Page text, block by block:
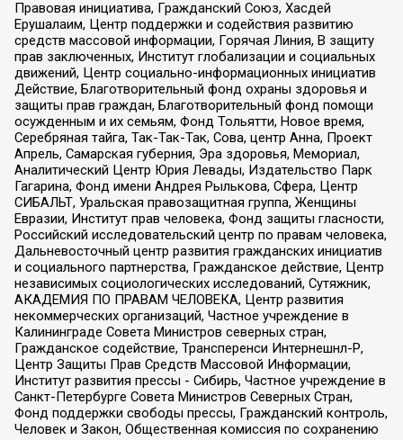
Правовая инициатива, Гражданский Союз, Хасдей
Ерушалаим, Центр поддержки и содействия развитию
средств массовой информации, Горячая Линия, В защиту
прав заключенных, Институт глобализации и социальных
движений, Центр социально-информационных инициатив
Действие, Благотворительный фонд охраны здоровья и
защиты прав граждан, Благотворительный фонд помощи
осужденным и их семьям, Фонд Тольятти, Новое время,
Серебряная тайга, Так-Так-Так, Сова, центр Анна, Проект
Апрель, Самарская губерния, Эра здоровья, Мемориал,
Аналитический Центр Юрия Левады, Издательство Парк
Гагарина, Фонд имени Андрея Рылькова, Сфера, Центр
СИБАЛЬТ, Уральская правозащитная группа, Женщины
Евразии, Институт прав человека, Фонд защиты гласности,
Российский исследовательский центр по правам человека,
Дальневосточный центр развития гражданских инициатив
и социального партнерства, Гражданское действие, Центр
независимых социологических исследований, Сутяжник,
АКАДЕМИЯ ПО ПРАВАМ ЧЕЛОВЕКА, Центр развития
некоммерческих организаций, Частное учреждение в
Калининграде Совета Министров северных стран,
Гражданское содействие, Трансперенси Интернешнл-Р,
Центр Защиты Прав Средств Массовой Информации,
Институт развития прессы - Сибирь, Частное учреждение в
Санкт-Петербурге Совета Министров Северных Стран,
Фонд поддержки свободы прессы, Гражданский контроль,
Человек и Закон, Общественная комиссия по сохранению